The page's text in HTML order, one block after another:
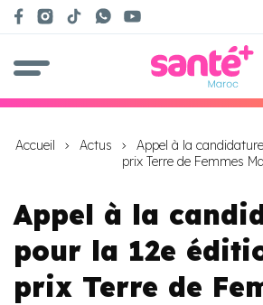
Accueil Actus
Appel à la
prix Terre de Femmes
Appel à la
pour la 12e
prix Terre de